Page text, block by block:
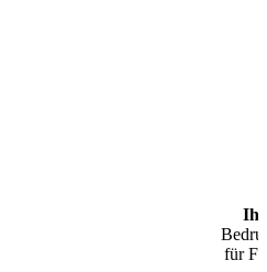
für